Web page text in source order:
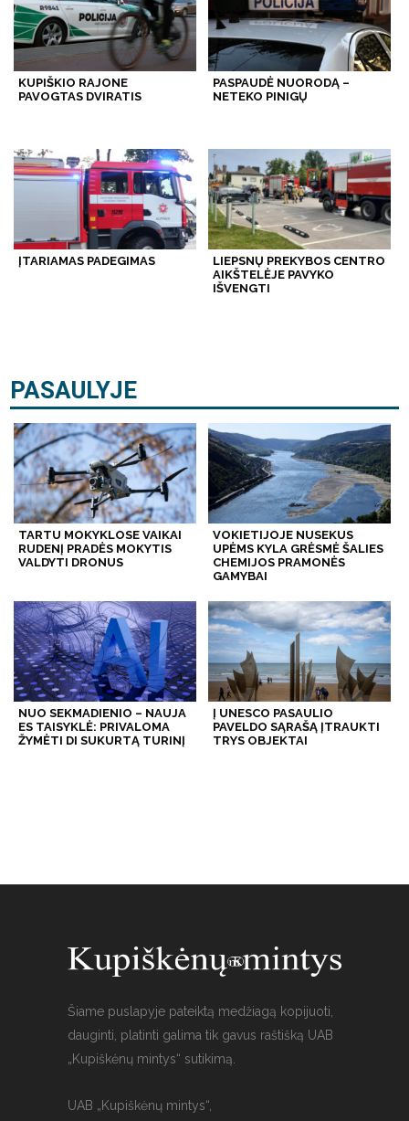
KUPIŠKIO RAJONE
PAVOGTAS DVIRATIS
PASPAUDĖ NUORODĄ –
NETEKO PINIGŲ
ĮTARIAMAS PADEGIMAS
LIEPSNŲ PREKYBOS CENTRO
AIKŠTELĖJE PAVYKO
IŠVENGTI
PASAULYJE
TARTU MOKYKLOSE VAIKAI
RUDENĮ PRADĖS MOKYTIS
VALDYTI DRONUS
VOKIETIJOJE NUSEKUS
UPĖMS KYLA GRĖSMĖ ŠALIES
CHEMIJOS PRAMONĖS
GAMYBAI
NUO SEKMADIENIO – NAUJA
ES TAISYKLĖ: PRIVALOMA
ŽYMĖTI DI SUKURTĄ TURINĮ
Į UNESCO PASAULIO
PAVELDO SĄRAŠĄ ĮTRAUKTI
TRYS OBJEKTAI
Šiame puslapyje pateiktą medžiagą kopijuoti,
dauginti, platinti galima tik gavus raštišką UAB
„Kupiškėnų mintys“ sutikimą.
UAB „Kupiškėnų mintys“,